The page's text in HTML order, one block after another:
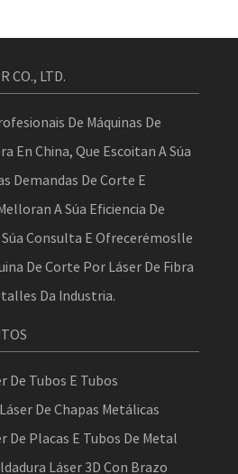
CO., LTD.
De Máquinas De
En China, Que Escoitan A Súa
Demandas De Corte E
A Súa Eficiencia De
Consulta E Ofrecerémoslle
De Corte Por Láser De Fibra
Da Industria.
De Tubos E Tubos
De Chapas Metálicas
De Placas E Tubos De Metal
Láser 3D Con Brazo